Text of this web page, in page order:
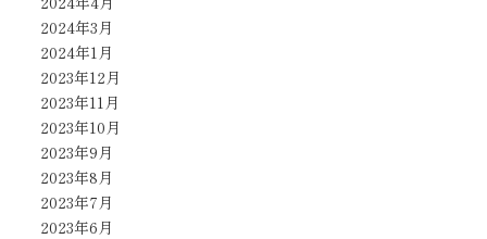
2024年3月
2024年1月
2023年12月
2023年11月
2023年10月
2023年9月
2023年8月
2023年7月
2023年6月